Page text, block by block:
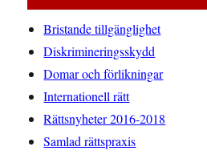
Bristande tillgänglighet
Diskrimineringsskydd
Domar och förlikningar
Internationell rätt
Rättsnyheter 2016-2018
Samlad rättspraxis